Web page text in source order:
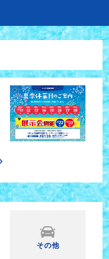
その他